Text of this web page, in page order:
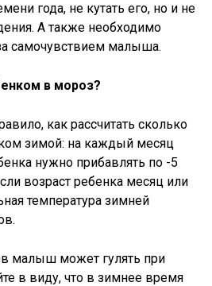
года, не кутать его, но и не
А также необходимо
самочувствием малыша.
в мороз?
как рассчитать сколько
зимой: на каждый месяц
нужно прибавлять по -5
возраст ребенка месяц или
температура зимней
малыш может гулять при
в виду, что в зимнее время